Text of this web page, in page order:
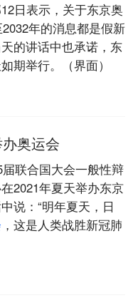
日表示，关于东京奥
年的消息都是假新
的讲话中也承诺，东
期举行。（界面）
奥运会
联合国大会一般性辩
2021年夏天举办东京
说：“明年夏天，日
，这是人类战胜新冠肺